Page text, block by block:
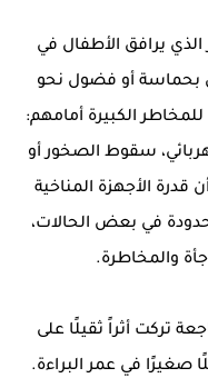
الذي يرافق الأطفال في
بحماسة أو فضول نحو
الكبيرة أمامهم:
سقوط الصخور أو
الأجهزة المناخية
في بعض الحالات،
والمخاطرة.
تركت أثراً ثقيلًا على
صغيرًا في عمر البراءة.